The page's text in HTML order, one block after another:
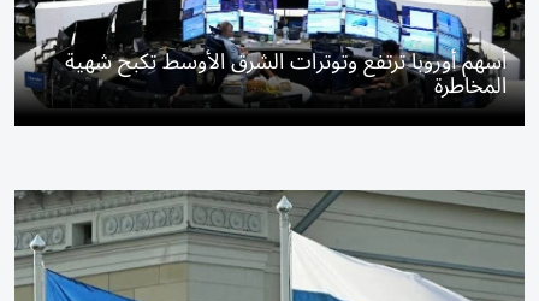
أسهم أوروبا ترتفع وتوترات الشرق الأوسط تكبح شهية
المخاطرة